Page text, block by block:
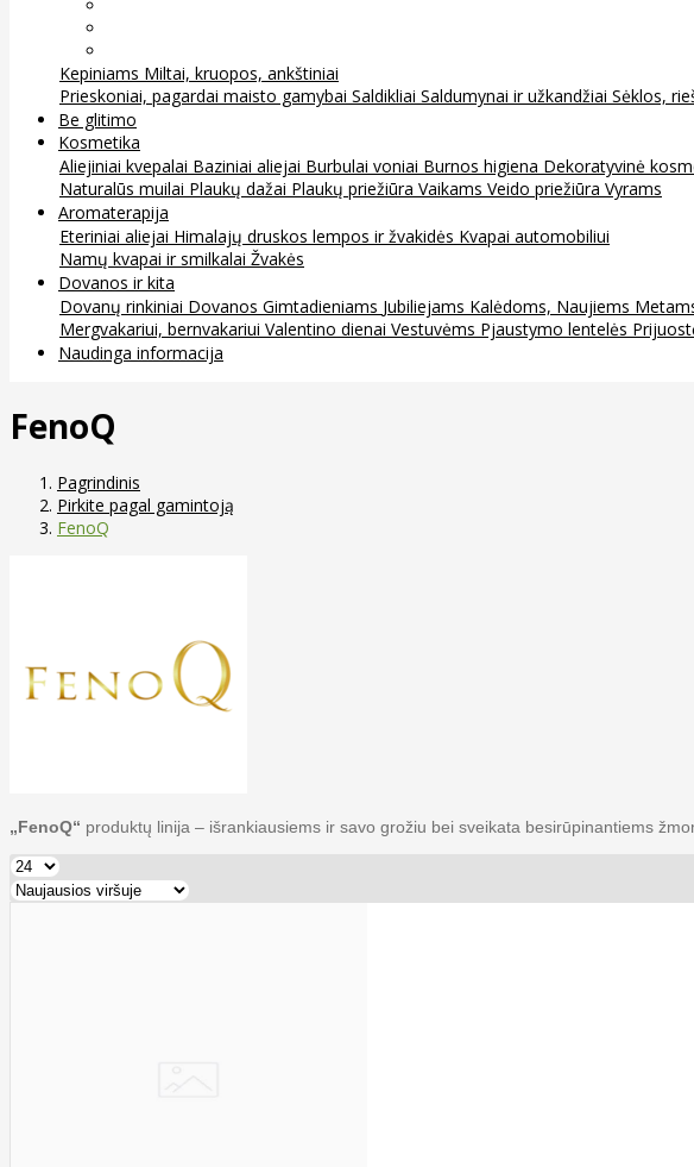
Kepiniams Miltai, kruopos, ankštiniai
Prieskoniai, pagardai maisto gamybai Saldikliai Saldumynai ir užkandžiai Sėklos,
Be glitimo
Kosmetika
Aliejiniai kvepalai Baziniai aliejai Burbulai voniai Burnos higiena Dekoratyvinė
Naturalūs muilai Plaukų dažai Plaukų priežiūra Vaikams Veido priežiūra Vyrams
Aromaterapija
Eteriniai aliejai Himalajų druskos lempos ir žvakidės Kvapai automobiliui
Namų kvapai ir smilkalai Žvakės
Dovanos ir kita
Dovanų rinkiniai Dovanos Gimtadieniams Jubiliejams Kalėdoms, Naujiems
Mergvakariui, bernvakariui Valentino dienai Vestuvėms Pjaustymo lentelės
Naudinga informacija
FenoQ
Pagrindinis
Pirkite pagal gamintoją
FenoQ
„FenoQ“ produktų linija – išrankiausiems ir savo grožiu bei sveikata besirūpinantiems